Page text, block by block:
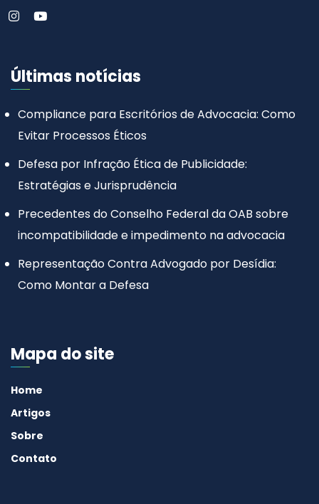
Últimas notícias
Compliance para Escritórios de Advocacia: Como
Evitar Processos Éticos
Defesa por Infração Ética de Publicidade:
Estratégias e Jurisprudência
Precedentes do Conselho Federal da OAB sobre
incompatibilidade e impedimento na advocacia
Representação Contra Advogado por Desídia:
Como Montar a Defesa
Mapa do site
Home
Artigos
Sobre
Contato